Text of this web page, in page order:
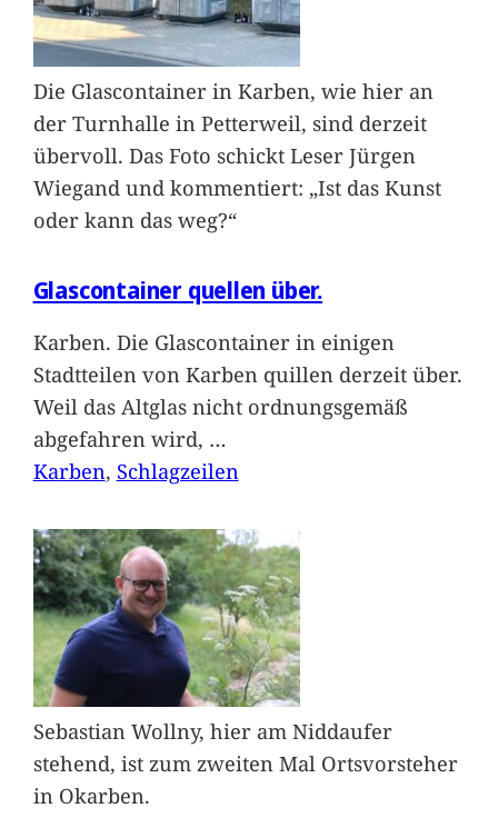
Die Glascontainer in Karben, wie hier an
der Turnhalle in Petterweil, sind derzeit
übervoll. Das Foto schickt Leser Jürgen
Wiegand und kommentiert: „Ist das Kunst
oder kann das weg?“
Glascontainer quellen über.
Karben. Die Glascontainer in einigen
Stadtteilen von Karben quillen derzeit über.
Weil das Altglas nicht ordnungsgemäß
abgefahren wird, …
Karben, Schlagzeilen
Sebastian Wollny, hier am Niddaufer
stehend, ist zum zweiten Mal Ortsvorsteher
in Okarben.